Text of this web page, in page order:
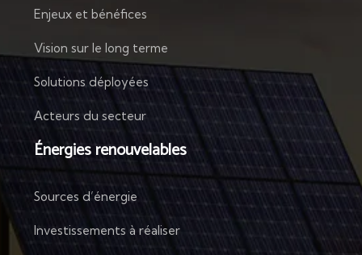
Enjeux et bénéfices
Vision sur le long terme
Solutions déployées
Acteurs du secteur
Énergies renouvelables
Sources d’énergie
Investissements à réaliser